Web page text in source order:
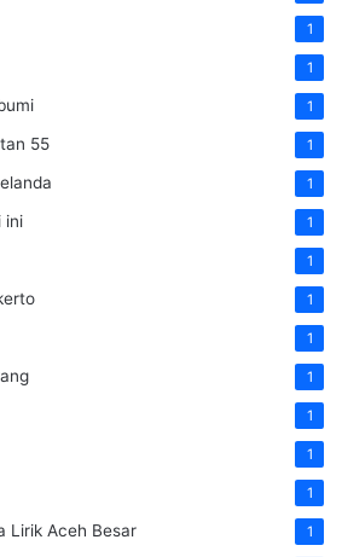
1
1
1
55 1
1
ini 1
1
1
1
1
1
1
1
Lirik Aceh Besar 1